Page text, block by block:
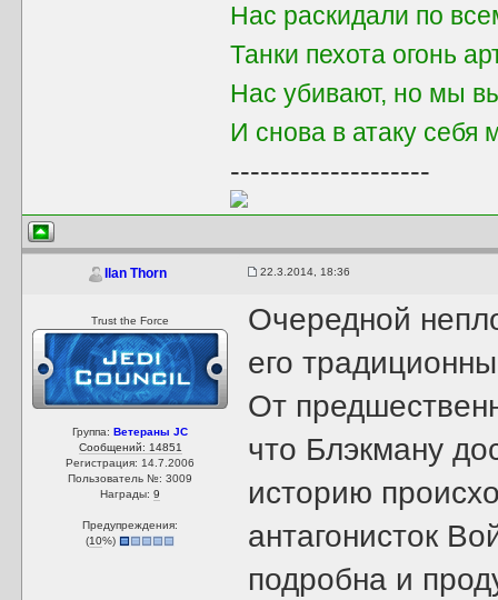
Нас раскидали по
Танки пехота огонь
Нас убивают, но мы
И снова в атаку себя
--------------------
Ilan Thorn 22.3.2014, 18:36
Trust the Force
Группа:Ветераны JC
Сообщений: 14851
Регистрация: 14.7.2006
Пользователь №: 3009
Награды:9
Предупреждения:
(10%)
Очередной
его
От
что Блэкману
историю
антагонисток
подробна и